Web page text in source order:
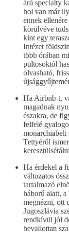
árú specialty
hol van már
ennek
körülvéve
kint egy
Intézet
több órában
pultosoktól
olvasható,
Ha Airbnb-t,
magadnak
északra, de
felfelé
monarchiabeli
Tettyéről
Ha érdekel a
változatos
tartalmazó
háború alatt,
megnézni, ott
Jugoszlávia
rendkívül jól
bevallottan